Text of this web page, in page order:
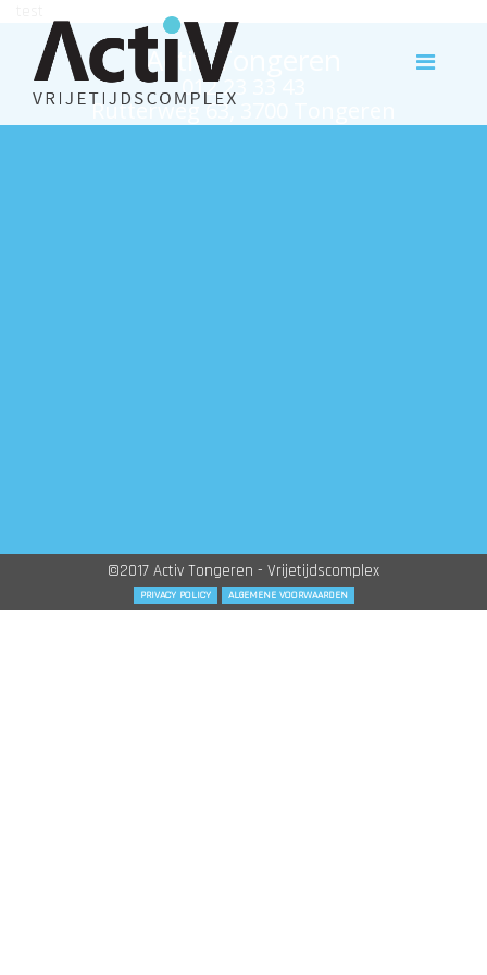
Activ Tongeren
012 23 33 43
Rutterweg 63, 3700 Tongeren
©2017 Activ Tongeren - Vrijetijdscomplex
PRIVACY POLICY ALGEMENE VOORWAARDEN